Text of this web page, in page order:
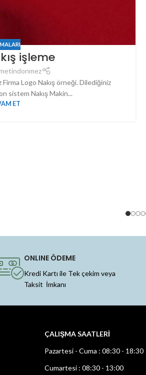
işleme
metindonmez
Firma Logo Nakış örneği. Dilediğiniz
sistem Nakış Makin...
ET
ONLINE ÖDEME
Kredi Kartı ile Tek çekim veya
Taksit İmkanı
ÇALIŞMA SAATLERİ
Pazartesi - Cuma : 08:30 - 18:30
Cumartesi : 08:30 - 13:00